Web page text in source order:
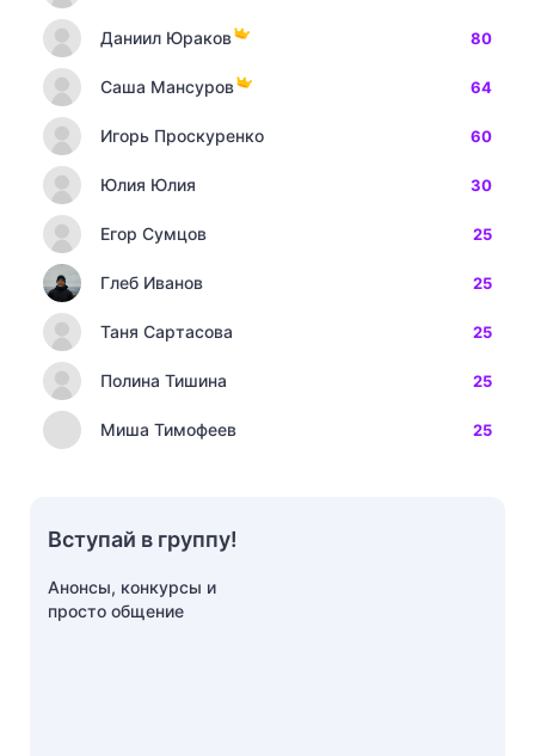
Даниил Юраков 80
Саша Мансуров 64
Игорь Проскуренко 60
Юлия Юлия 30
Егор Сумцов 25
Глеб Иванов 25
Таня Сартасова 25
Полина Тишина 25
Миша Тимофеев 25
Вступай в группу!
Анонсы, конкурсы и
просто общение